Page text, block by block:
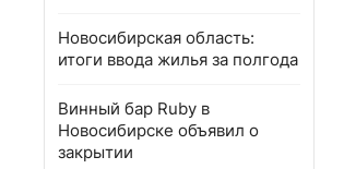
Новосибирская область:
итоги ввода жилья за полгода
Винный бар Ruby в
Новосибирске объявил о
закрытии